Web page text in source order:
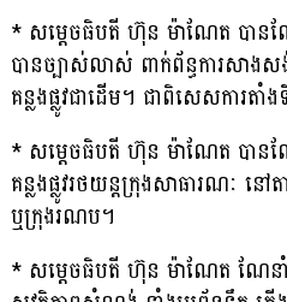
* សម្តេចធិបតី ហ៊ុន ម៉ាណែត បានណែ
បានច្បាស់លាស់ ពាក់ព័ន្ធការសាងស
គន្លងផ្លូវជាដើម។ ជាពិសេសការត
* សម្តេចធិបតី ហ៊ុន ម៉ាណែត បាន
គន្លងផ្លូវរថយន្តក្រុងសាធារណៈ នៅ
ឬក្រុងរណប។
* សម្តេចធិបតី ហ៊ុន ម៉ាណែត ណែនាំឱ្